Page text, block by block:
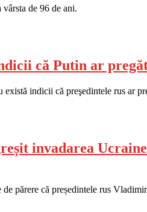
de 96 de ani.
că Putin ar
indicii că preşedintele rus ar
invadarea
părere că președintele rus